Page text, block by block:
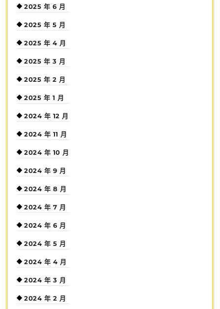
2025 年 6 月
2025 年 5 月
2025 年 4 月
2025 年 3 月
2025 年 2 月
2025 年 1 月
2024 年 12 月
2024 年 11 月
2024 年 10 月
2024 年 9 月
2024 年 8 月
2024 年 7 月
2024 年 6 月
2024 年 5 月
2024 年 4 月
2024 年 3 月
2024 年 2 月